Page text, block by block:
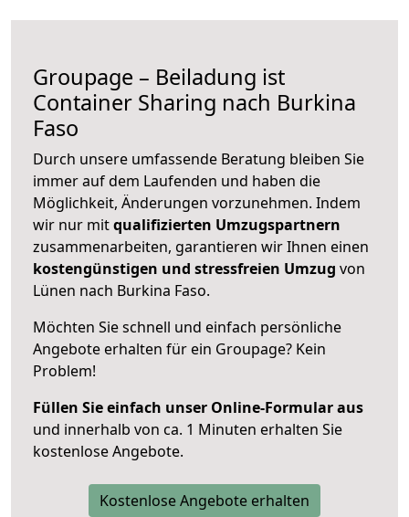
Groupage – Beiladung ist
Container Sharing nach Burkina
Faso
Durch unsere umfassende Beratung bleiben Sie
immer auf dem Laufenden und haben die
Möglichkeit, Änderungen vorzunehmen. Indem
wir nur mitqualifizierten Umzugspartnern
zusammenarbeiten, garantieren wir Ihnen einen
kostengünstigen und stressfreien Umzug von
Lünen nach Burkina Faso.
Möchten Sie schnell und einfach persönliche
Angebote erhalten für ein Groupage? Kein
Problem!
Füllen Sie einfach unser Online-Formular aus
und innerhalb von ca. 1 Minuten erhalten Sie
kostenlose Angebote.
Kostenlose Angebote erhalten